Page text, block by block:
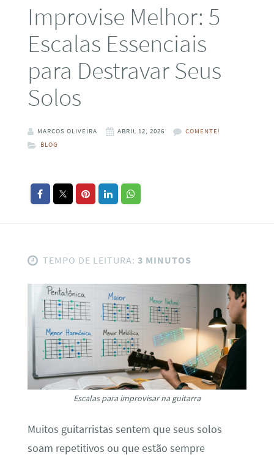
Improvise Melhor: 5
Escalas Essenciais
para Destravar Seus
Solos
MARCOS OLIVEIRA ABRIL 12, 2026
COMENTE!
BLOG
TEMPO DE LEITURA: 3 MINUTOS
Escalas para improvisar na guitarra
Muitos guitarristas sentem que seus solos
soam repetitivos ou que estão sempre